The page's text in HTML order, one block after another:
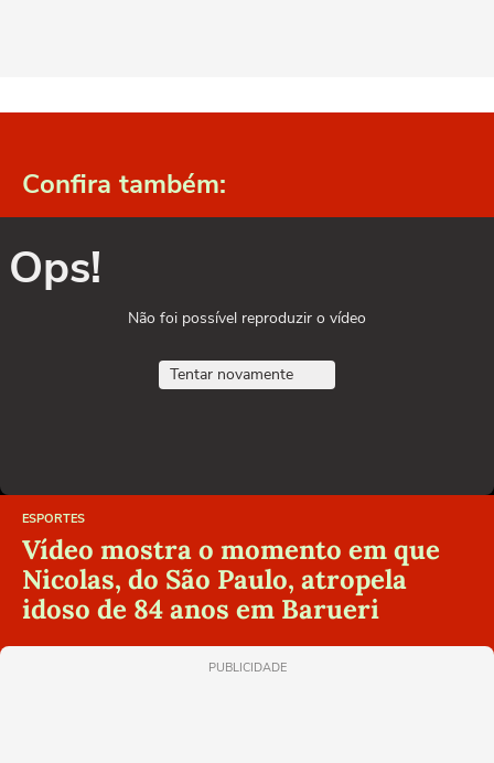
Confira também:
Ops!
Não foi possível reproduzir o vídeo
Tentar novamente
ESPORTES
Vídeo mostra o momento em que
Nicolas, do São Paulo, atropela
idoso de 84 anos em Barueri
PUBLICIDADE